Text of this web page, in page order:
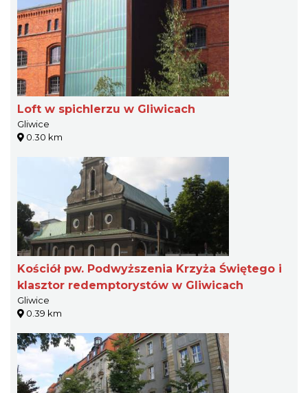
Loft w spichlerzu w Gliwicach
Gliwice
0.30 km
Kościół pw. Podwyższenia Krzyża Świętego i
klasztor redemptorystów w Gliwicach
Gliwice
0.39 km